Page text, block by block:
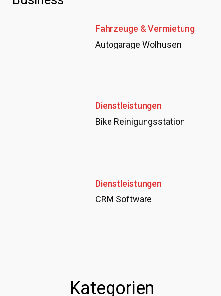
Fahrzeuge & Vermietung
Autogarage Wolhusen
Dienstleistungen
Bike Reinigungsstation
Dienstleistungen
CRM Software
Kategorien